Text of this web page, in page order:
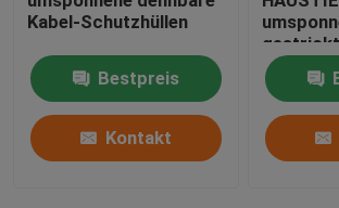
Kabel-Schutzhüllen
Bestpreis
Kontakt
Socken